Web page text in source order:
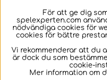
För att ge dig
spelexperten.com
nödvändiga cookies för
cookies för bättre
Vi rekommenderar att du
är dock du som
cookie-
Mer information om